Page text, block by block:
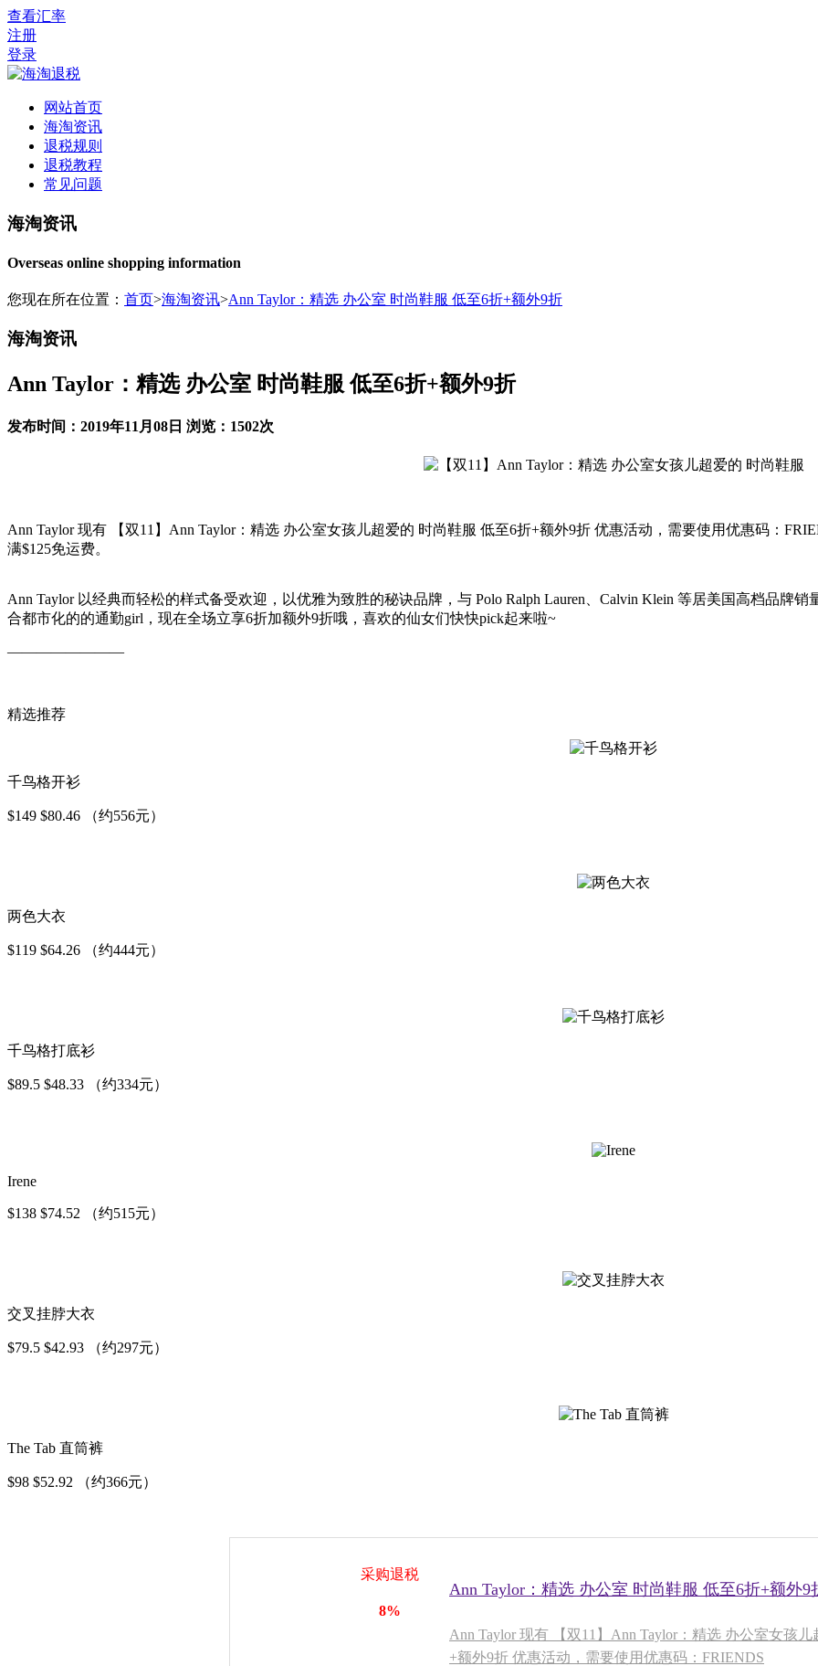
查看汇率
注册
登录
网站首页
海淘资讯
退税规则
退税教程
常见问题
海淘资讯
Overseas online shopping information
您现在所在位置： 首页>海淘资讯>Ann Taylor：精选 办公室 时尚鞋服 低至6折+额外9折
海淘资讯
Ann Taylor：精选 办公室 时尚鞋服 低至6折+额外9折
发布时间：2019年11月08日 浏览：1502次
Ann Taylor 现有 【双11】Ann Taylor：精选 办公室女孩儿超爱的 时尚鞋服 低至6折+额外9折 优惠活动，需要使用优惠码：
满$125免运费。
Ann Taylor 以经典而轻松的样式备受欢迎，以优雅为致胜的秘诀品牌，与 Polo Ralph Lauren、Calvin Klein 等居美国高档品牌
合都市化的的通勤girl，现在全场立享6折加额外9折哦，喜欢的仙女们快快pick起来啦~
————————
精选推荐
千鸟格开衫
$149 $80.46 （约556元）
两色大衣
$119 $64.26 （约444元）
千鸟格打底衫
$89.5 $48.33 （约334元）
Irene
$138 $74.52 （约515元）
交叉挂脖大衣
$79.5 $42.93 （约297元）
The Tab 直筒裤
$98 $52.92 （约366元）
采购退税
8%
Ann Taylor：精选 办公室 时尚鞋服 低至6折+额外9
Ann Taylor 现有 【双11】Ann Taylor：精选 办公室女孩
+额外9折 优惠活动，需要使用优惠码：FRIENDS